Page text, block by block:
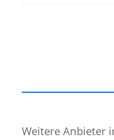
Weitere Anbieter